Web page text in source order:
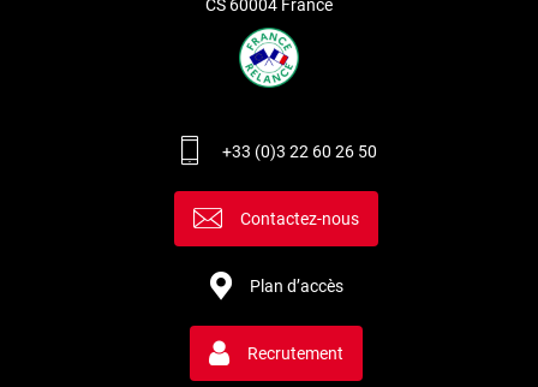
CS 60004 France
+33 (0)3 22 60 26 50
Contactez-nous
Plan d’accès
Recrutement